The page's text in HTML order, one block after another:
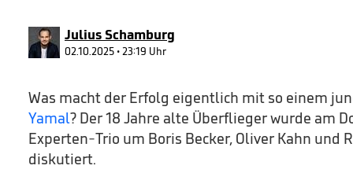
Julius Schamburg
02.10.2025 • 23:19 Uhr
Was macht der Erfolg eigentlich mit so einem
Yamal? Der 18 Jahre alte Überflieger wurde am
Experten-Trio um Boris Becker, Oliver Kahn und
diskutiert.